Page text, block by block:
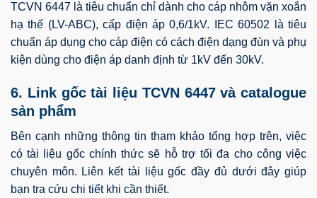
TCVN 6447 là tiêu chuẩn chỉ dành cho cáp nhôm vặn xoắn
hạ thế (LV-ABC), cấp điện áp 0,6/1kV. IEC 60502 là tiêu
chuẩn áp dụng cho cáp điện có cách điện dạng đùn và phụ
kiện dùng cho điện áp danh định từ 1kV đến 30kV.
6. Link gốc tài liệu TCVN 6447 và catalogue
sản phẩm
Bên cạnh những thông tin tham khảo tổng hợp trên, việc
có tài liệu gốc chính thức sẽ hỗ trợ tối đa cho công việc
chuyên môn. Liên kết tài liệu gốc đầy đủ dưới đây giúp
bạn tra cứu chi tiết khi cần thiết.